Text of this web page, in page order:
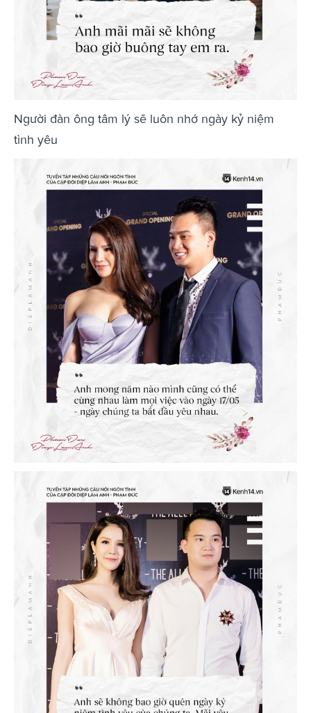
Người đàn ông tâm lý sẽ luôn nhớ ngày kỷ niệm
tình yêu